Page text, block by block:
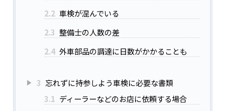
2.2 車検が混んでいる
2.3 整備士の人数の差
2.4 外車部品の調達に日数がかかることも
3 忘れずに持参しよう車検に必要な書類
3.1 ディーラーなどのお店に依頼する場合